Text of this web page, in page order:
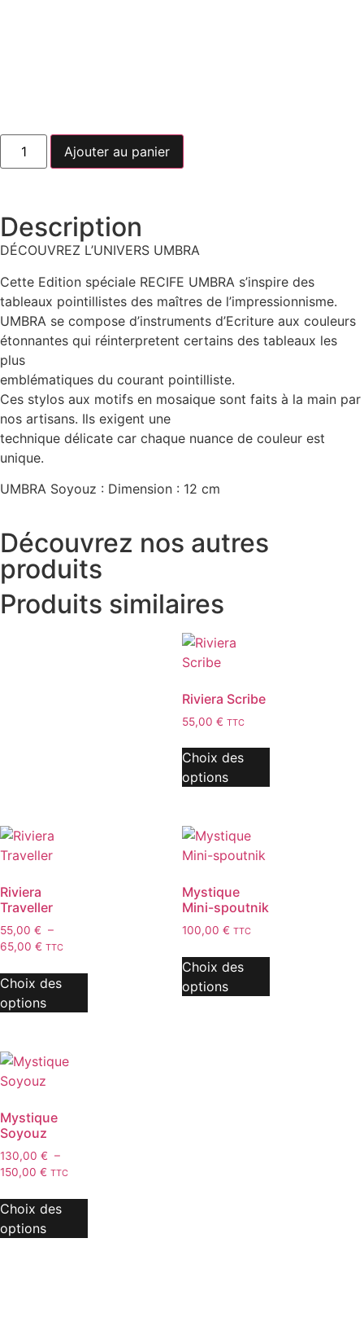
Ajouter au panier
Description
DÉCOUVREZ L’UNIVERS UMBRA
Cette Edition spéciale RECIFE UMBRA s’inspire des
tableaux pointillistes des maîtres de l’impressionnisme.
UMBRA se compose d’instruments d’Ecriture aux couleurs
étonnantes qui réinterpretent certains des tableaux les
plus
emblématiques du courant pointilliste.
Ces stylos aux motifs en mosaique sont faits à la main par
nos artisans. Ils exigent une
technique délicate car chaque nuance de couleur est
unique.
UMBRA Soyouz : Dimension : 12 cm
Découvrez nos autres
produits
Produits similaires
Riviera Scribe
55,00 € TTC
Choix des
options
Riviera
Traveller
55,00 € –
65,00 € TTC
Choix des
options
Mystique
Mini-spoutnik
100,00 € TTC
Choix des
options
Mystique
Soyouz
130,00 € –
150,00 € TTC
Choix des
options